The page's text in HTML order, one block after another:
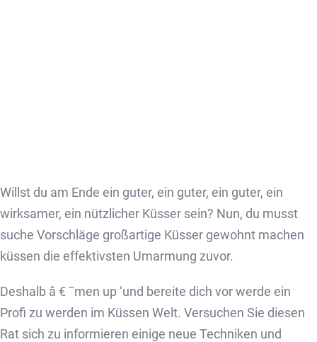
Willst du am Ende ein guter, ein guter, ein guter, ein
wirksamer, ein nützlicher Küsser sein? Nun, du musst
suche Vorschläge großartige Küsser gewohnt machen
küssen die effektivsten Umarmung zuvor.
Deshalb â € ˜men up ‘und bereite dich vor werde ein
Profi zu werden im Küssen Welt. Versuchen Sie diesen
Rat sich zu informieren einige neue Techniken und